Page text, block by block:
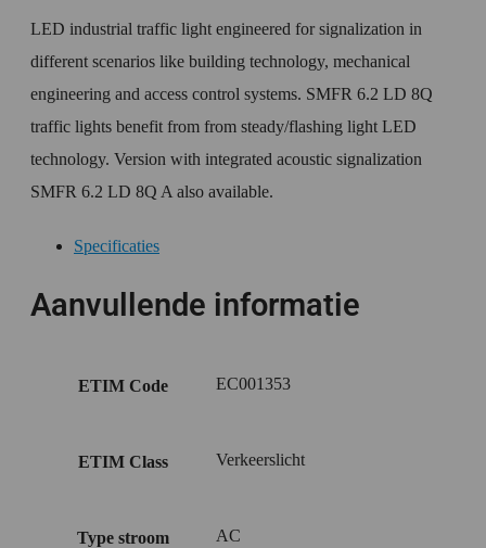
LED industrial traffic light engineered for signalization in
different scenarios like building technology, mechanical
engineering and access control systems. SMFR 6.2 LD 8Q
traffic lights benefit from from steady/flashing light LED
technology. Version with integrated acoustic signalization
SMFR 6.2 LD 8Q A also available.
Specificaties
Aanvullende informatie
ETIM Code EC001353
ETIM Class Verkeerslicht
Type stroom AC